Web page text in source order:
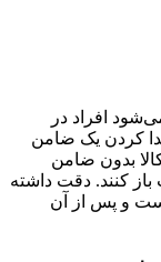
افراد در
کردن یک ضامن
بدون ضامن
کنند. دقت داشته
و پس از آن